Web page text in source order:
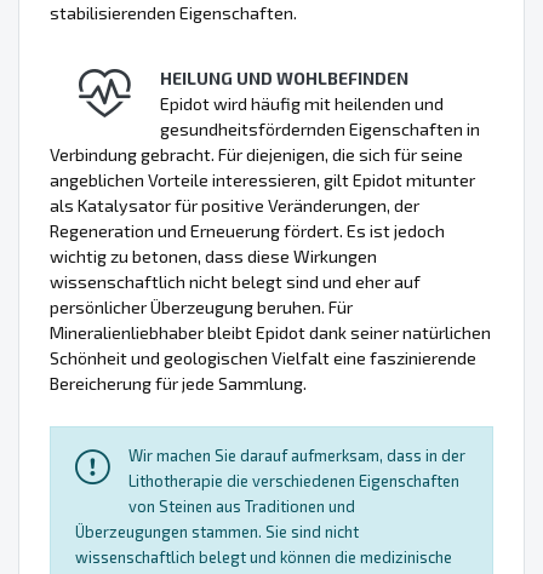
stabilisierenden Eigenschaften.
HEILUNG UND WOHLBEFINDEN
Epidot wird häufig mit heilenden und
gesundheitsfördernden Eigenschaften in
Verbindung gebracht. Für diejenigen, die sich für seine
angeblichen Vorteile interessieren, gilt Epidot mitunter
als Katalysator für positive Veränderungen, der
Regeneration und Erneuerung fördert. Es ist jedoch
wichtig zu betonen, dass diese Wirkungen
wissenschaftlich nicht belegt sind und eher auf
persönlicher Überzeugung beruhen. Für
Mineralienliebhaber bleibt Epidot dank seiner natürlichen
Schönheit und geologischen Vielfalt eine faszinierende
Bereicherung für jede Sammlung.
Wir machen Sie darauf aufmerksam, dass in der
Lithotherapie die verschiedenen Eigenschaften
von Steinen aus Traditionen und
Überzeugungen stammen. Sie sind nicht
wissenschaftlich belegt und können die medizinische